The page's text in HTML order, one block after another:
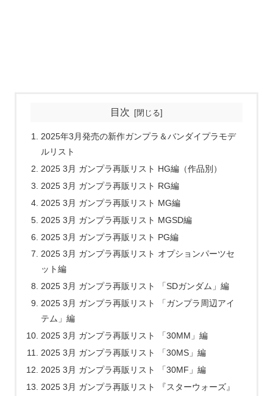
目次
2025年3月発売の新作ガンプラ＆バンダイプラモデ
ルリスト
2025 3月 ガンプラ再販リスト HG編（作品別）
2025 3月 ガンプラ再販リスト RG編
2025 3月 ガンプラ再販リスト MG編
2025 3月 ガンプラ再販リスト MGSD編
2025 3月 ガンプラ再販リスト PG編
2025 3月 ガンプラ再販リスト オプションパーツセ
ット編
2025 3月 ガンプラ再販リスト 「SDガンダム」編
2025 3月 ガンプラ再販リスト 「ガンプラ周辺アイ
テム」編
2025 3月 ガンプラ再販リスト 「30MM」編
2025 3月 ガンプラ再販リスト 「30MS」編
2025 3月 ガンプラ再販リスト 「30MF」編
2025 3月 ガンプラ再販リスト 『スターウォーズ』